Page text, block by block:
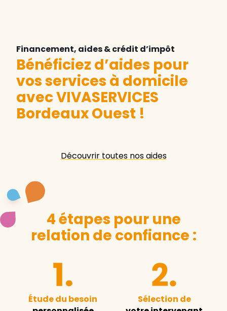
Financement, aides & crédit d’impôt
Bénéficiez d’aides pour
vos services à domicile
avec VIVASERVICES
Bordeaux Ouest !
Découvrir toutes nos aides
4 étapes pour une
relation de confiance :
Étude du besoin
Sélection de